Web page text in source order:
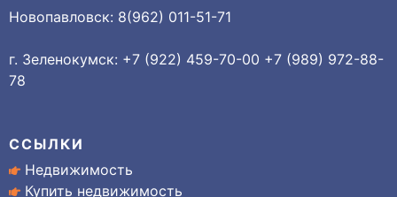
Новопавловск: 8(962) 011-51-71
г. Зеленокумск: +7 (922) 459-70-00 +7 (989) 972-88-
78
ССЫЛКИ
Недвижимость
Купить недвижимость